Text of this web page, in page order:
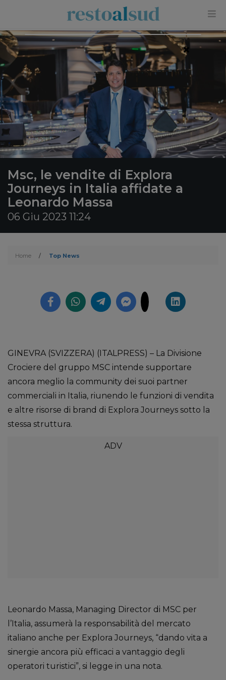
Msc, le vendite di Explora
Journeys in Italia affidate a
Leonardo Massa
06 Giu 2023 11:24
Home / Top News
GINEVRA (SVIZZERA) (ITALPRESS) – La Divisione
Crociere del gruppo MSC intende supportare
ancora meglio la community dei suoi partner
commerciali in Italia, riunendo le funzioni di vendita
e altre risorse di brand di Explora Journeys sotto la
stessa struttura.
Leonardo Massa, Managing Director di MSC per
l’Italia, assumerà la responsabilità del mercato
italiano anche per Explora Journeys, “dando vita a
sinergie ancora più efficaci a vantaggio degli
operatori turistici”, si legge in una nota.
×